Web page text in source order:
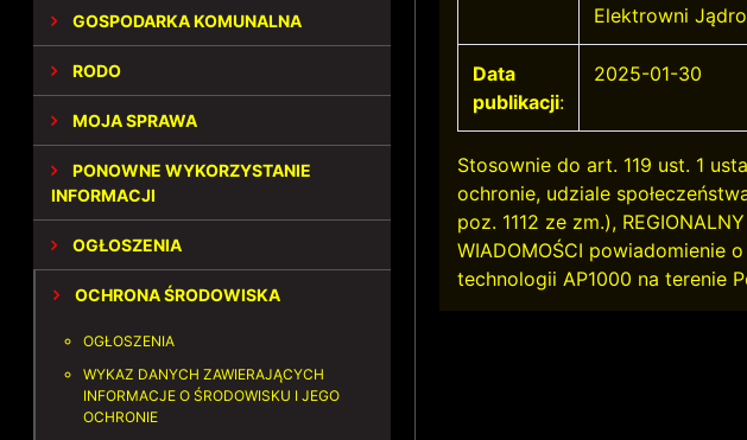
GOSPODARKA KOMUNALNA
RODO
MOJA SPRAWA
PONOWNE WYKORZYSTANIE
INFORMACJI
OGŁOSZENIA
OCHRONA ŚRODOWISKA
OGŁOSZENIA
WYKAZ DANYCH ZAWIERAJĄCYCH
INFORMACJE O ŚRODOWISKU I JEGO
OCHRONIE
Elektrowni
Data
publikacji:
2025-01-30
Stosownie do art. 119 ust. 1
ochronie, udziale
poz. 1112 ze zm.),
WIADOMOŚCI powiadomienie
technologii AP1000 na terenie